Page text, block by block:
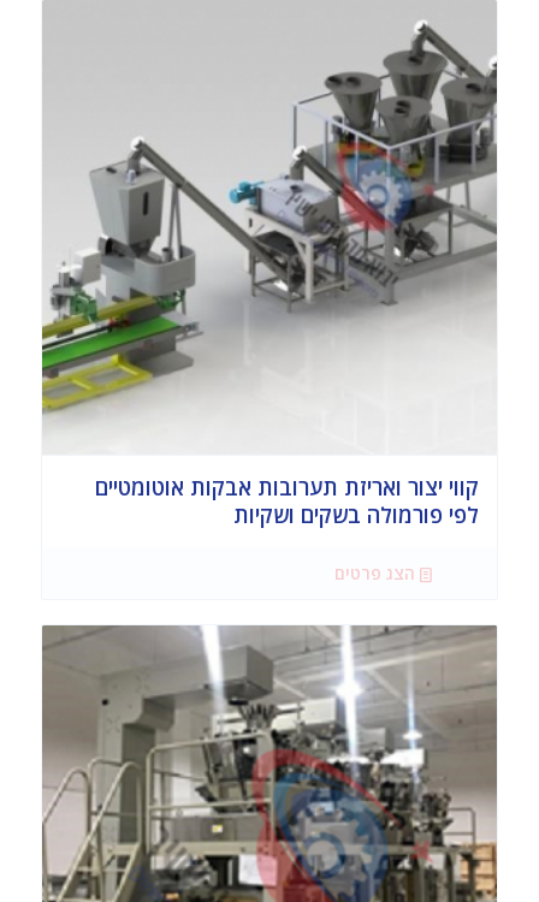
קווי יצור ואריזת תערובות אבקות אוטומטיים
לפי פורמולה בשקים ושקיות
הצג פרטים